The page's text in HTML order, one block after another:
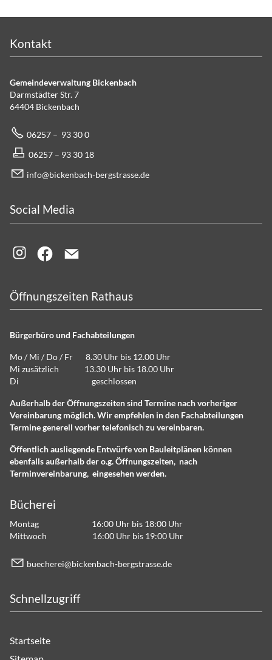
Kontakt
Gemeindeverwaltung Bickenbach
Darmstädter Str. 7
64404 Bickenbach
06257 – 93 30 0
06257 – 93 30 18
info@bickenbach-bergstrasse.de
Social Media
Öffnungszeiten Rathaus
Bürgerbüro und Fachabteilungen
Mo / Mi / Do / Fr 8.30 Uhr bis 12.00 Uhr
Mi zusätzlich 13.30 Uhr bis 18.00 Uhr
Di geschlossen
Außerhalb der Öffnungszeiten sind Termine nach vorheriger
Vereinbarung möglich. Wir empfehlen in den Fachabteilungen
Termine generell vorher telefonisch zu vereinbaren.
Öffentlich ausliegende Entwürfe von Bauleitplänen können
ebenfalls außerhalb der o.g. Öffnungszeiten, nach
Terminvereinbarung, eingesehen werden.
Bücherei
Montag 16:00 Uhr bis 18:00 Uhr
Mittwoch 16:00 Uhr bis 19:00 Uhr
b ch r b ck nb ch-b rgstr ss d
Schnellzugriff
Startseite